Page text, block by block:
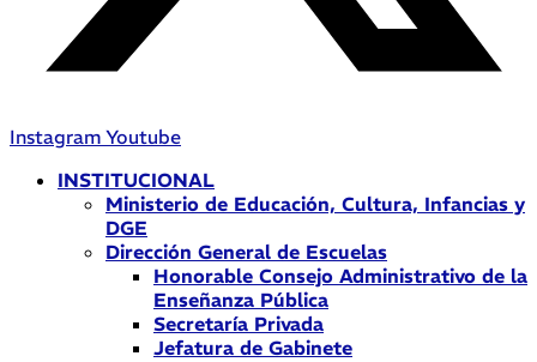
Instagram Youtube
INSTITUCIONAL
Ministerio de Educación, Cultura, Infancias y
DGE
Dirección General de Escuelas
Honorable Consejo Administrativo de la
Enseñanza Pública
Secretaría Privada
Jefatura de Gabinete